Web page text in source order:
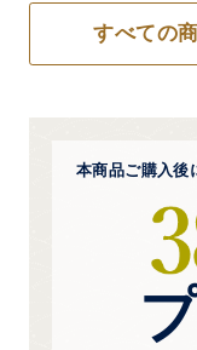
すべての
本商品ご購入後